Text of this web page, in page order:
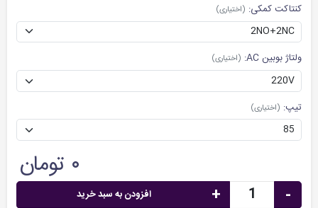
کنتاکت کمکی: (اختیاری)
ولتاژ بوبین AC: (اختیاری)
تیپ: (اختیاری)
۰ تومان
-
+ افزودن به سبد خرید